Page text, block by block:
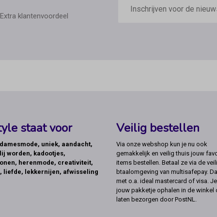
klantenvoordeel
mailadres
staat voor
uniek, aandacht,
worden, kadootjes,
herenmode, creativiteit,
liefde, lekkernijen, afwisseling
Veilig bestellen
Via onze webshop kun je nu ook
gemakkelijk en veilig thuis jouw
items bestellen. Betaal ze via de
btaalomgeving van multisafepay.
met o.a. ideal mastercard of visa.
jouw pakketje ophalen in de winkel
laten bezorgen door PostNL.